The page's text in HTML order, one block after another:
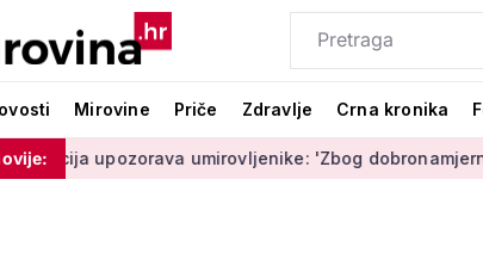
Mirovine Priče Zdravlje Crna kronika
upozorava umirovljenike: 'Zbog dobronamjernosti